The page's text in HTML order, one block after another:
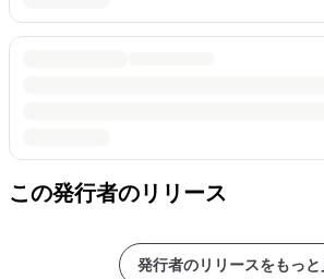
この発行者のリリース
発行者のリリースをもっと